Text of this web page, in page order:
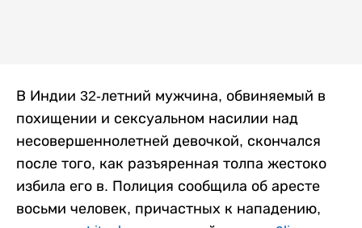
В Индии 32-летний мужчина, обвиняемый в
похищении и сексуальном насилии над
несовершеннолетней девочкой, скончался
после того, как разъяренная толпа жестоко
избила его в. Полиция сообщила об аресте
восьми человек, причастных к нападению,